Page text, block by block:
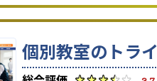
個別教室のトライ